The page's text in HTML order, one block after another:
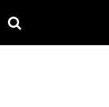
to
navigation
to
content